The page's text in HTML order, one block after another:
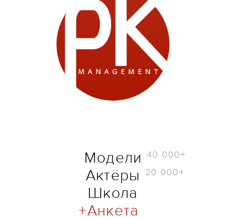
Модели 40 000+
Актёры 20 000+
Школа
Анкета